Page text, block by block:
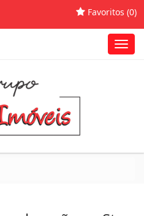
Favoritos (0)